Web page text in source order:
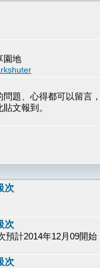
園地
題、心得都可以留言
文報到。
次
次
預計2014年12月09開始
次